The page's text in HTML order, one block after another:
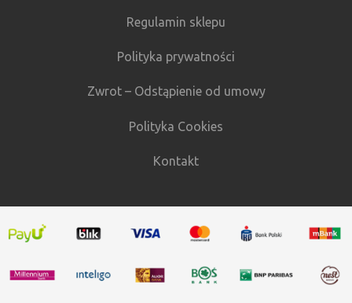
Regulamin sklepu
Polityka prywatności
Zwrot – Odstąpienie od umowy
Polityka Cookies
Kontakt